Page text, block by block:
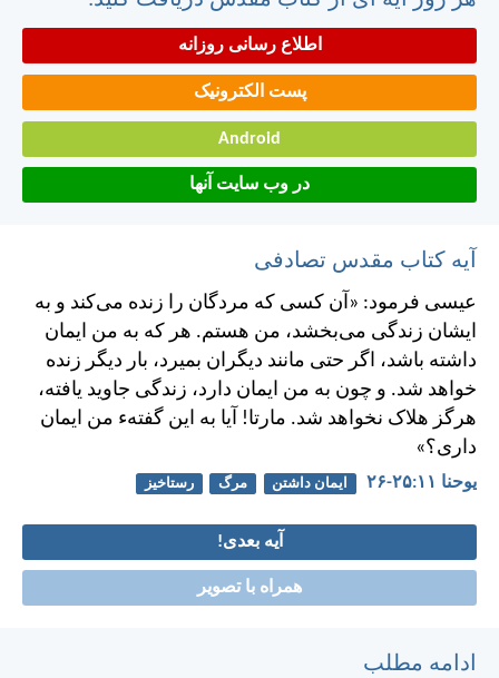
اطلاع رسانی روزانه
پست الکترونیک
Android
در وب سایت آنها
آیه کتاب مقدس تصادفی
عيسی فرمود: «آن كسی كه مردگان را زنده می‌كند و به
ايشان زندگی می‌بخشد، من هستم. هر كه به من ايمان
داشته باشد، اگر حتی مانند ديگران بميرد، بار ديگر زنده
خواهد شد. و چون به من ايمان دارد، زندگی جاويد يافته،
هرگز هلاک نخواهد شد. مارتا! آيا به اين گفته‌ء من ايمان
داری؟»
يوحنا ۱۱:‏۲۵-‏۲۶ ایمان داشتن مرگ رستاخیز
آیه بعدی!
همراه با تصویر
ادامه مطلب